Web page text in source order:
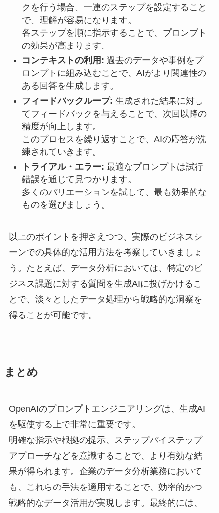
クを行う場合、一連のステップを設定すること
で、理解が容易になります。
各ステップを順に指示することで、プロンプト
の効果が高まります。
コンテキストの利用: 過去のデータや事例をプ
ロンプトに組み込むことで、AIがより関連性の
ある回答を生成します。
フィードバックループ: 生成された結果に対し
てフィードバックを与えることで、次回以降の
精度が向上します。
このプロセスを繰り返すことで、AIの応答が洗
練されていきます。
トライアル・エラー: 最適なプロンプトは試行
錯誤を通じて見つかります。
多くのバリエーションを試して、最も効果的な
ものを選びましょう。
以上のポイントを押さえつつ、実際のビジネスシ
ーンでの具体的な活用方法を考察していきましょ
う。たとえば、データ分析においては、特定のビ
ジネス課題に対する質問を生成AIに投げかけるこ
とで、淡々としたデータ処理から戦略的な洞察を
得ることが可能です。
まとめ
OpenAIのプロンプトエンジニアリングは、生成AI
を駆使する上で非常に重要です。
明確な指示や根拠の提示、ステップバイステップ
アプローチなどを意識することで、より有効な結
果が得られます。企業のデータ分析業務において
も、これらの手法を適用することで、効率的かつ
戦略的なデータ活用が実現します。最終的には、